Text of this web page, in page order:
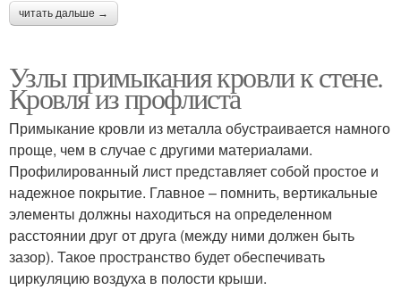
читать дальше →
Узлы примыкания кровли к стене.
Кровля из профлиста
Примыкание кровли из металла обустраивается намного
проще, чем в случае с другими материалами.
Профилированный лист представляет собой простое и
надежное покрытие. Главное – помнить, вертикальные
элементы должны находиться на определенном
расстоянии друг от друга (между ними должен быть
зазор). Такое пространство будет обеспечивать
циркуляцию воздуха в полости крыши.